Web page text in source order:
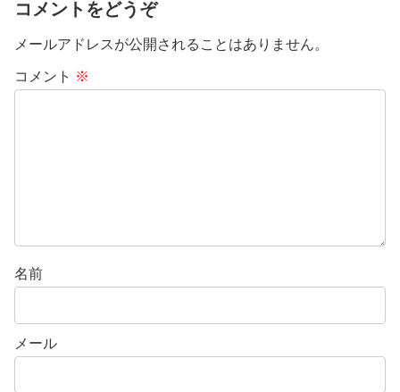
コメントをどうぞ
メールアドレスが公開されることはありません。
コメント ※
名前
メール